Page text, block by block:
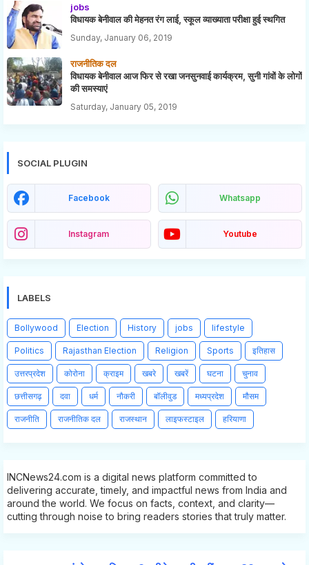
jobs
विधायक बेनीवाल की मेहनत रंग लाई, स्कूल व्याख्याता परीक्षा हुई स्थगित
Sunday, January 06, 2019
राजनीतिक दल
विधायक बेनीवाल आज फिर से रखा जनसुनवाई कार्यक्रम, सुनी गांवों के लोगों
की समस्याएं
Saturday, January 05, 2019
SOCIAL PLUGIN
Facebook Whatsapp
Instagram Youtube
LABELS
Bollywood Election History jobs lifestyle
Politics Rajasthan Election Religion Sports इतिहास
उत्तरप्रदेश कोरोना क्राइम खबरे खबरें घटना चुनाव
छत्तीसगढ़ दवा धर्म नौकरी बॉलीवुड मध्यप्रदेश मौसम
राजनीति राजनीतिक दल राजस्थान लाइफस्टाइल हरियाणा
INCNews24.com is a digital news platform committed to
delivering accurate, timely, and impactful news from India and
around the world. We focus on facts, context, and clarity—
cutting through noise to bring readers stories that truly matter.